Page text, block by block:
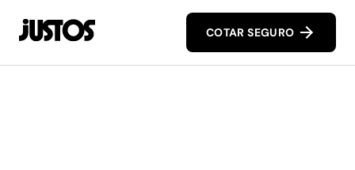
COTAR SEGURO